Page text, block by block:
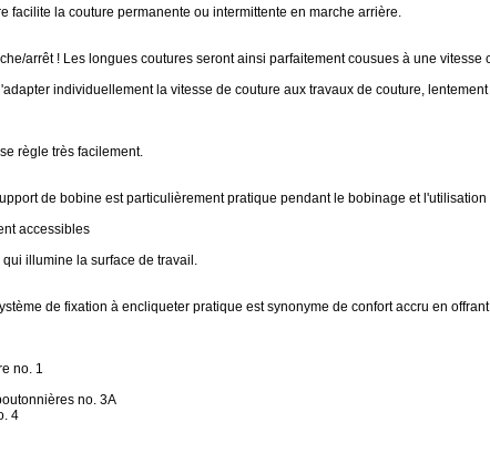
facilite la couture permanente ou intermittente en marche arrière.
arrêt ! Les longues coutures seront ainsi parfaitement cousues à une vitesse
individuellement la vitesse de couture aux travaux de couture,
règle très facilement.
de bobine est particulièrement pratique pendant le bobinage et
accessibles
illumine la surface de travail.
de fixation à encliqueter pratique est synonyme de confort accru en
no. 1
no. 3A
4